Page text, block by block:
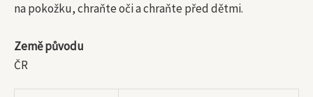
na pokožku, chraňte oči a chraňte před dětmi.
Země původu
ČR